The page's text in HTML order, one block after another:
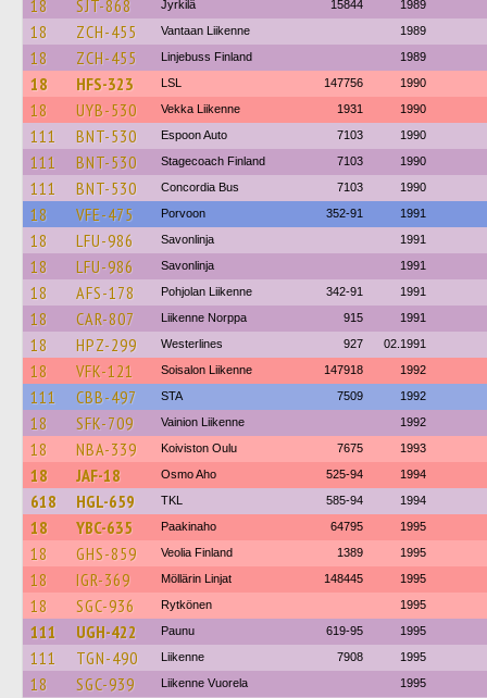
18 SJT-868 Jyrkilä 15844 1989
18 ZCH-455 Vantaan Liikenne 1989
18 ZCH-455 Linjebuss Finland 1989
18 HFS-323 LSL 147756 1990
18 UYB-530 Vekka Liikenne 1931 1990
111 BNT-530 Espoon Auto 7103 1990
111 BNT-530 Stagecoach Finland 7103 1990
111 BNT-530 Concordia Bus 7103 1990
18 VFE-475 Porvoon 352-91 1991
18 LFU-986 Savonlinja 1991
18 LFU-986 Savonlinja 1991
18 AFS-178 Pohjolan Liikenne 342-91 1991
18 CAR-807 Liikenne Norppa 915 1991
18 HPZ-299 Westerlines 927 02.1991
18 VFK-121 Soisalon Liikenne 147918 1992
111 CBB-497 STA 7509 1992
18 SFK-709 Vainion Liikenne 1992
18 NBA-339 Koiviston Oulu 7675 1993
18 JAF-18 Osmo Aho 525-94 1994
618 HGL-659 TKL 585-94 1994
18 YBC-635 Paakinaho 64795 1995
18 GHS-859 Veolia Finland 1389 1995
18 IGR-369 Möllärin Linjat 148445 1995
18 SGC-936 Rytkönen 1995
111 UGH-422 Paunu 619-95 1995
111 TGN-490 Liikenne 7908 1995
18 SGC-939 Liikenne Vuorela 1995